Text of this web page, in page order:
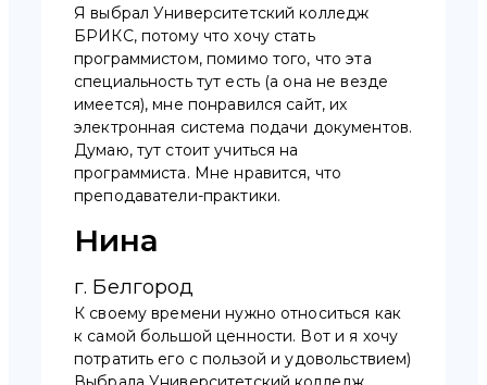
Я выбрал Университетский колледж
БРИКС, потому что хочу стать
программистом, помимо того, что эта
специальность тут есть (а она не везде
имеется), мне понравился сайт, их
электронная система подачи документов.
Думаю, тут стоит учиться на
программиста. Мне нравится, что
преподаватели-практики.
Нина
г. Белгород
К своему времени нужно относиться как
к самой большой ценности. Вот и я хочу
потратить его с пользой и удовольствием)